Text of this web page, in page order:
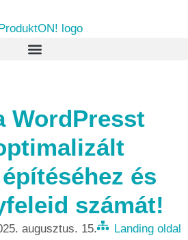
WordPresst
és
számát!
augusztus. 15. Landing oldal